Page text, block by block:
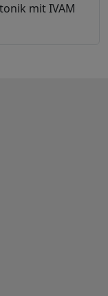
mit IVAM